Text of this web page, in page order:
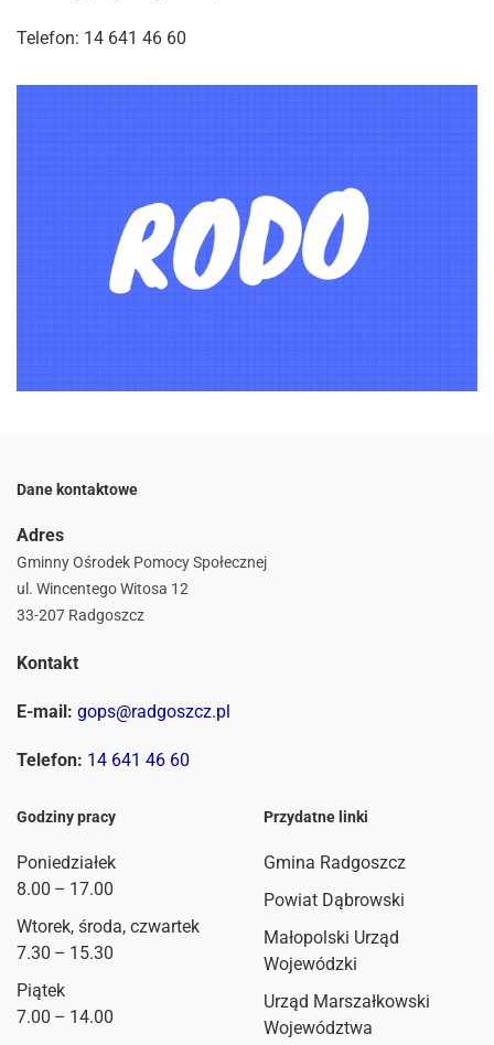
Telefon: 14 641 46 60
Dane kontaktowe
Adres
Gminny Ośrodek Pomocy Społecznej
ul. Wincentego Witosa 12
33-207 Radgoszcz
Kontakt
E-mail: gops@radgoszcz.pl
Telefon: 14 641 46 60
Godziny pracy
Poniedziałek
8.00 – 17.00
Wtorek, środa, czwartek
7.30 – 15.30
Piątek
7.00 – 14.00
Przydatne linki
Gmina Radgoszcz
Powiat Dąbrowski
Małopolski Urząd
Wojewódzki
Urząd Marszałkowski
Województwa